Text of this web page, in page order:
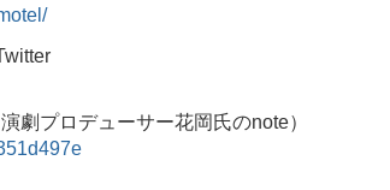
劇プロデューサー花岡氏のnote）